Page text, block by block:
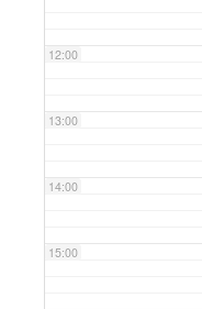
12:00
13:00
14:00
15:00